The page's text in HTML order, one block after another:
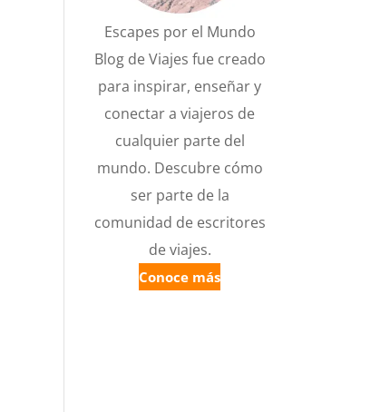
Escapes por el Mundo
Blog de Viajes fue creado
para inspirar, enseñar y
conectar a viajeros de
cualquier parte del
mundo. Descubre cómo
ser parte de la
comunidad de escritores
de viajes.
Conoce más